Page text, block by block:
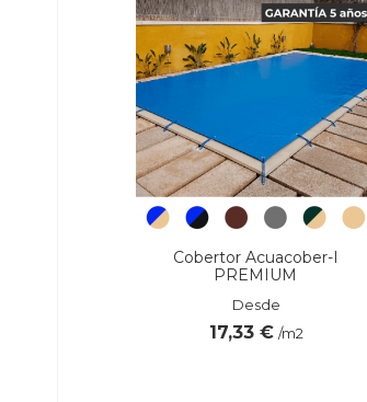
Cobertor Acuacober-I
PREMIUM
Desde
17,33 € /m2